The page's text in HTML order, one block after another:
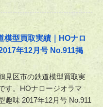
模型買取実績｜HOナロ
年12月号 No.911掲
見区市の鉄道模型買取実
す。HOナロージオラマ
趣味 2017年12月号 No.911